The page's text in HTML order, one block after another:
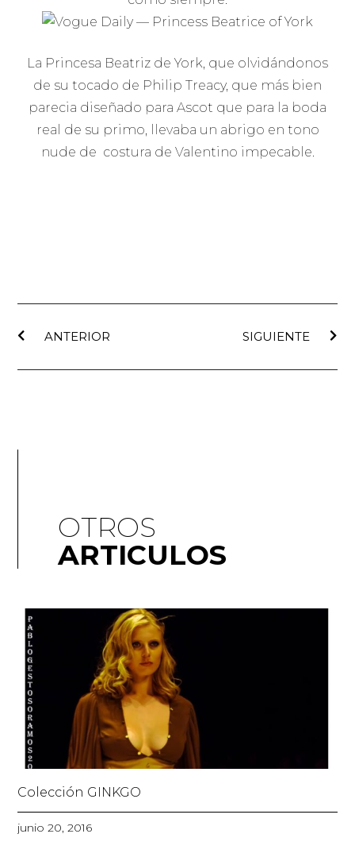
La Princesa Beatriz de York, que olvidándonos
de su tocado de Philip Treacy, que más bien
parecia diseñado para Ascot que para la boda
real de su primo, llevaba un abrigo en tono
nude de costura de Valentino impecable.
ANTERIOR SIGUIENTE
OTROS
ARTICULOS
Colección GINKGO
junio 20, 2016